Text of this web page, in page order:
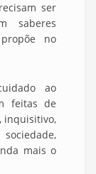
ser
saberes
no
ao
feitas de
inquisitivo,
mais o